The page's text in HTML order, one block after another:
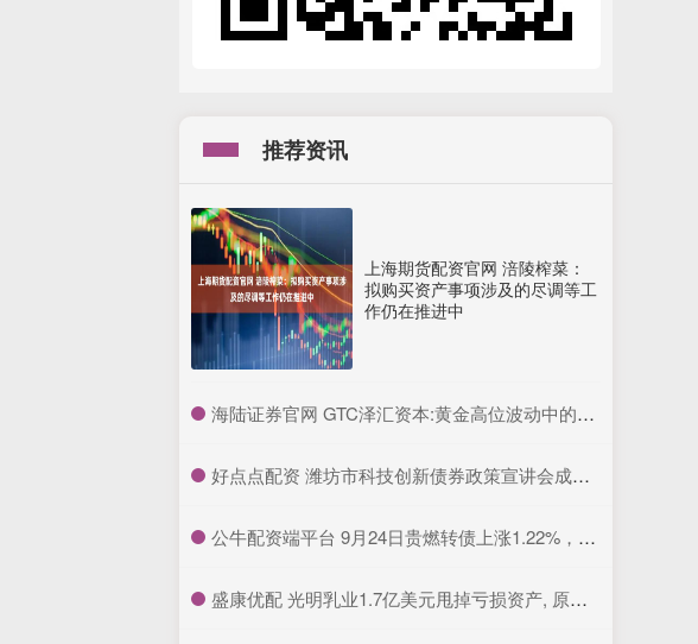
推荐资讯
上海期货配资官网 涪陵榨菜：
拟购买资产事项涉及的尽调等工
作仍在推进中
​海陆证券官网 GTC泽汇资本:黄金高位波动中的冷思考
​好点点配资 潍坊市科技创新债券政策宣讲会成功举办
​公牛配资端平台 9月24日贵燃转债上涨1.22%，转股溢价率28.05%
​盛康优配 光明乳业1.7亿美元甩掉亏损资产, 原奶低价下乳企如何“变通”?